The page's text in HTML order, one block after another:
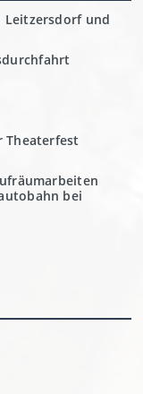
Leitzersdorf und
Theaterfest
bei